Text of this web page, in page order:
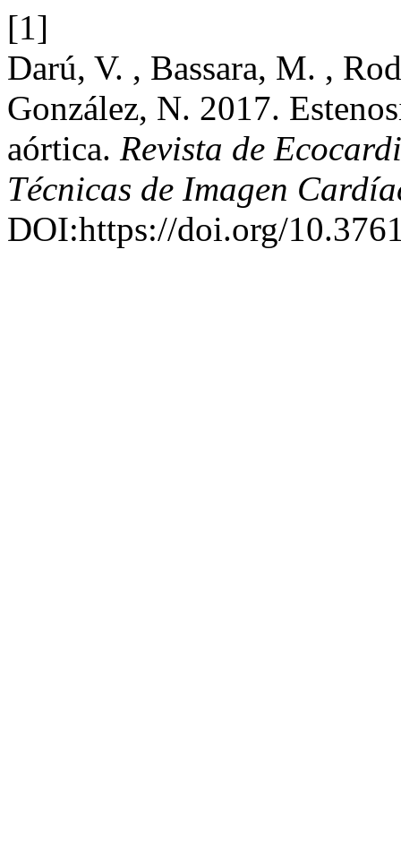
[1]
Darú, V. , Bassara, M. ,
González, N. 2017.
aórtica. Revista de
Técnicas de Imagen
DOI:https://doi.org/